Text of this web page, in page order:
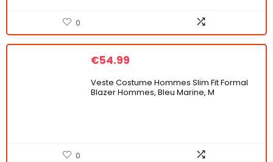
0
€54.99
Veste Costume Hommes Slim Fit Formal
Blazer Hommes, Bleu Marine, M
0